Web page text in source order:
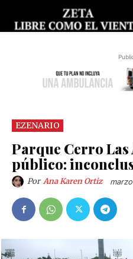
EZENARIO
Parque Cerro
público:
Por Ana Karen Ortiz